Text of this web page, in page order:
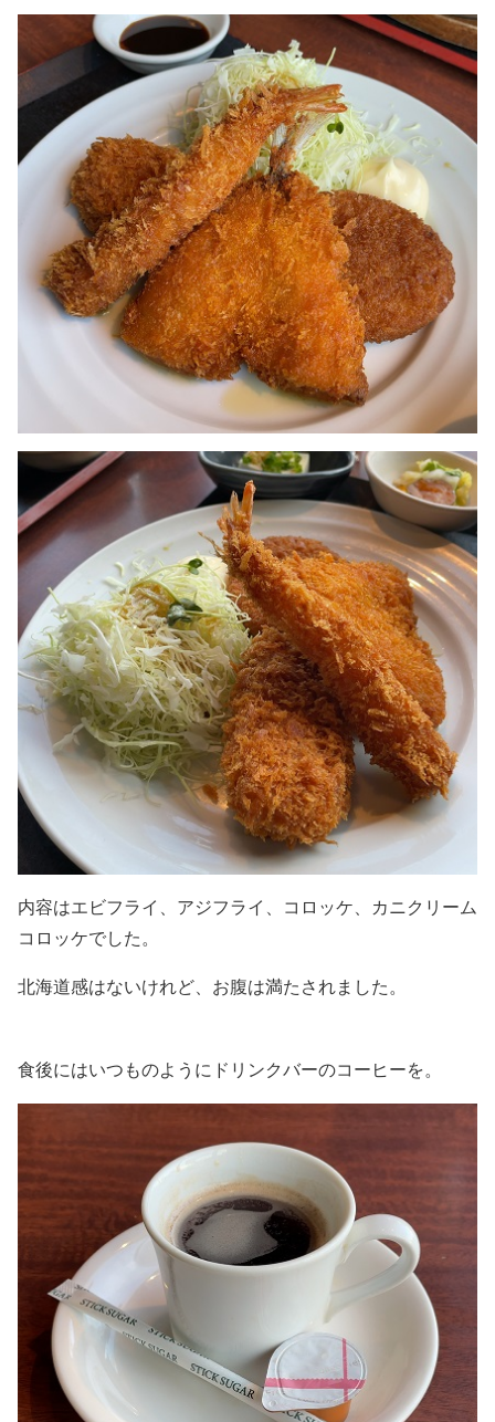
内容はエビフライ、アジフライ、コロッケ、カニクリーム
コロッケでした。
北海道感はないけれど、お腹は満たされました。
食後にはいつものようにドリンクバーのコーヒーを。